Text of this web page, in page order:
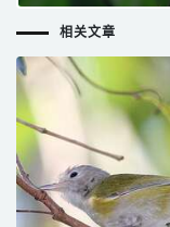
相关文章